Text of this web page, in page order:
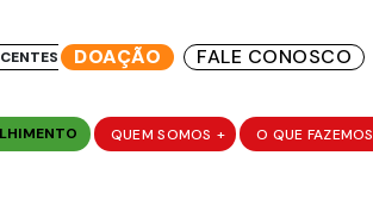
DOAÇÃO FALE CONOSCO
QUEM SOMOS + O QUE FAZEMOS